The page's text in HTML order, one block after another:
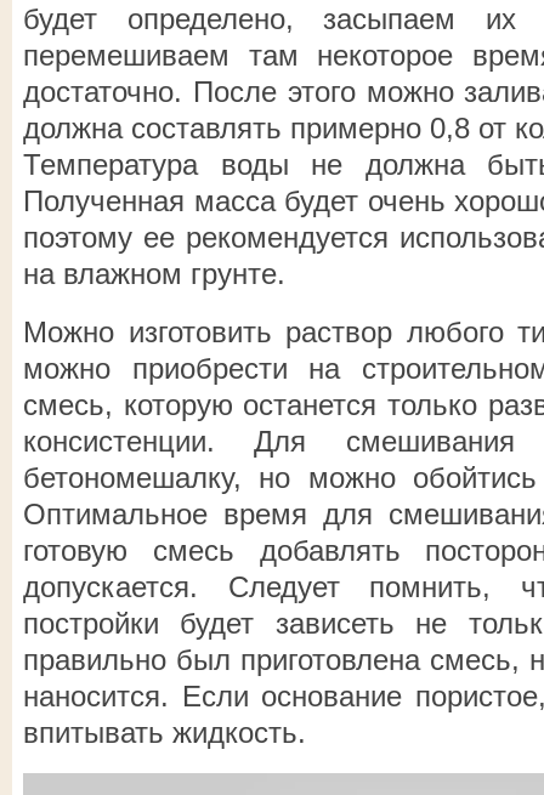
будет определено, засыпаем
перемешиваем там некоторое
достаточно. После этого можно
должна составлять примерно 0,8 от
Температура воды не должна
Полученная масса будет очень
поэтому ее рекомендуется
на влажном грунте.
Можно изготовить раствор любого
можно приобрести на
смесь, которую останется только
консистенции. Для смешивания
бетономешалку, но можно
Оптимальное время для
готовую смесь добавлять
допускается. Следует помнить,
постройки будет зависеть не
правильно был приготовлена смесь,
наносится. Если основание
впитывать жидкость.